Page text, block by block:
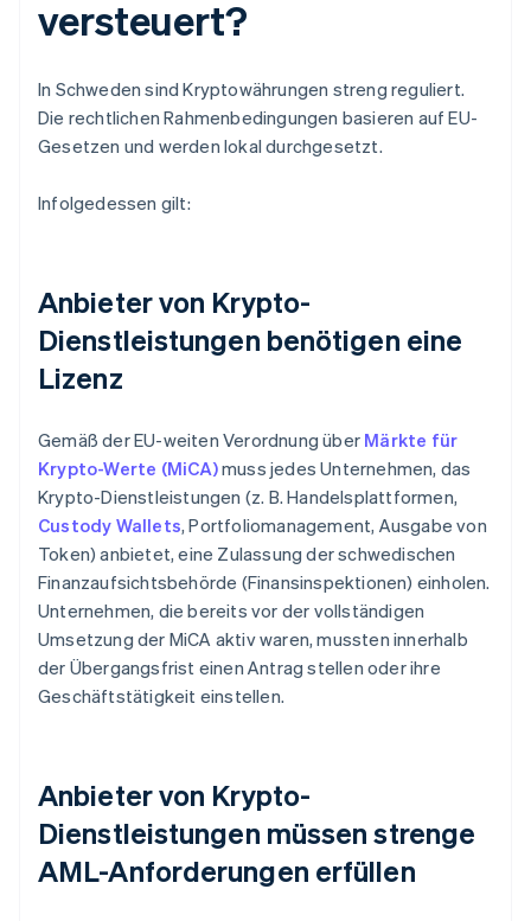
versteuert?
In Schweden sind Kryptowährungen streng reguliert.
Die rechtlichen Rahmenbedingungen basieren auf EU-
Gesetzen und werden lokal durchgesetzt.
Infolgedessen gilt:
Anbieter von Krypto-
Dienstleistungen benötigen eine
Lizenz
Gemäß der EU-weiten Verordnung über Märkte für
Krypto-Werte (MiCA)muss jedes Unternehmen, das
Krypto-Dienstleistungen (z. B. Handelsplattformen,
Custody Wallets, Portfoliomanagement, Ausgabe von
Token) anbietet, eine Zulassung der schwedischen
Finanzaufsichtsbehörde (Finansinspektionen) einholen.
Unternehmen, die bereits vor der vollständigen
Umsetzung der MiCA aktiv waren, mussten innerhalb
der Übergangsfrist einen Antrag stellen oder ihre
Geschäftstätigkeit einstellen.
Anbieter von Krypto-
Dienstleistungen müssen strenge
AML-Anforderungen erfüllen